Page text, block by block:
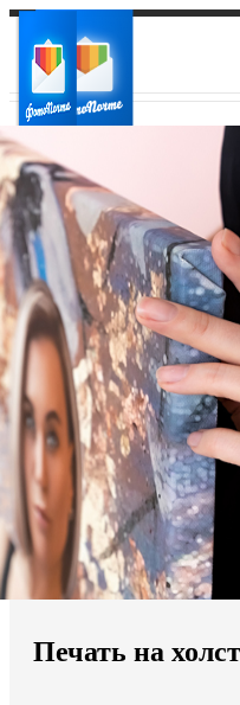
Ваш город:
Ваш регион доставки
Выберите из списка:
Мы доставляем по всему
Печать на